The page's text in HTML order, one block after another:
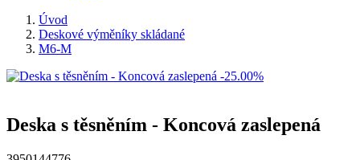
Úvod
Deskové výměníky skládané
M6-M
-25.00%
Deska s těsněním - Koncová zaslepená